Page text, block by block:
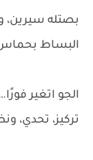
بصتله سيرين،
البساط
الجو اتغير
تركيز، تحدي،